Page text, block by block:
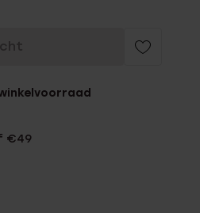
€49